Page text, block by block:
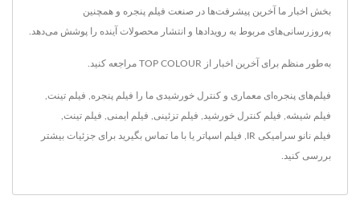
بخش اخبار ما آخرین پیشرفت‌ها در صنعت فیلم پنجره و همچنین
به‌روزرسانی‌های مربوط به رویدادها و انتشار محصولات آینده را پوشش می‌دهد.
به‌طور منظم برای آخرین اخبار از TOP COLOUR مراجعه کنید.
فیلم‌های پنجره‌ای معماری و کنترل خورشیدی ما را فیلم پنجره فیلم تینت
فیلم شیشه فیلم کنترل خورشید فیلم تزئینی فیلم ایمنی فیلم تینت
فیلم نانو سرامیکی IR فیلم اسپاتر یا با ما تماس بگیرید برای جزئیات بیشتر
بررسی کنید.